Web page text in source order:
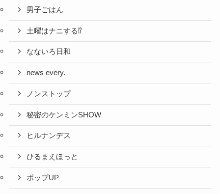
男子ごはん
土曜はナニする⁉
なないろ日和
news every.
ノンストップ
秘密のケンミンSHOW
ヒルナンデス
ひるまえほっと
ポップUP